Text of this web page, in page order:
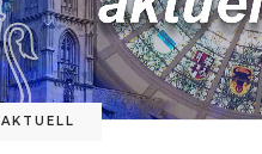
AKTUELL